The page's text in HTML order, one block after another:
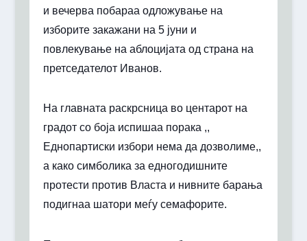
и вечерва побараа одложување на
изборите закажани на 5 јуни и
повлекување на аблоцијата од страна на
претседателот Иванов.
На главната раскрсница во центарот на
градот со боја испишаа порака ,,
Еднопартиски избори нема да дозволиме,,
а како симболика за едногодишните
протести против Власта и нивните барања
подигнаа шатори меѓу семафорите.